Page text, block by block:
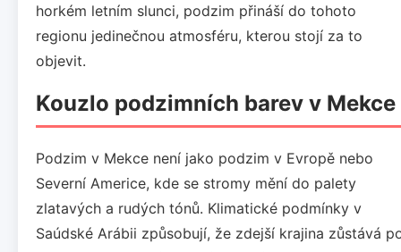
horkém letním slunci, podzim přináší do tohoto
regionu jedinečnou atmosféru, kterou stojí za to
objevit.
Kouzlo podzimních barev v Mekce
Podzim v Mekce není jako podzim v Evropě nebo
Severní Americe, kde se stromy mění do palety
zlatavých a rudých tónů. Klimatické podmínky v
Saúdské Arábii způsobují, že zdejší krajina zůstává